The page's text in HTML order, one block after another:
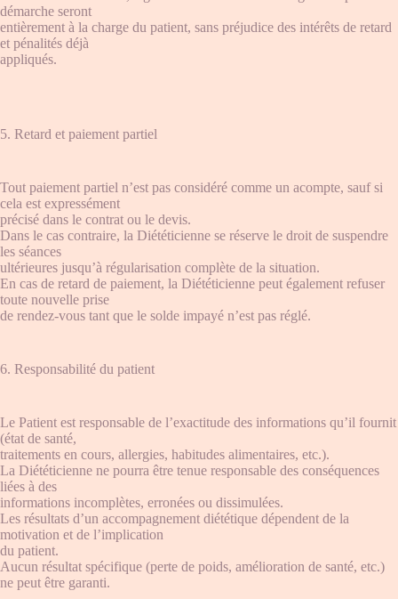
démarche seront
entièrement à la charge du patient, sans préjudice des intérêts de retard
et pénalités déjà
appliqués.
5. Retard et paiement partiel
Tout paiement partiel n’est pas considéré comme un acompte, sauf si
cela est expressément
précisé dans le contrat ou le devis.
Dans le cas contraire, la Diététicienne se réserve le droit de suspendre
les séances
ultérieures jusqu’à régularisation complète de la situation.
En cas de retard de paiement, la Diététicienne peut également refuser
toute nouvelle prise
de rendez-vous tant que le solde impayé n’est pas réglé.
6. Responsabilité du patient
Le Patient est responsable de l’exactitude des informations qu’il fournit
(état de santé,
traitements en cours, allergies, habitudes alimentaires, etc.).
La Diététicienne ne pourra être tenue responsable des conséquences
liées à des
informations incomplètes, erronées ou dissimulées.
Les résultats d’un accompagnement diététique dépendent de la
motivation et de l’implication
du patient.
Aucun résultat spécifique (perte de poids, amélioration de santé, etc.)
ne peut être garanti.